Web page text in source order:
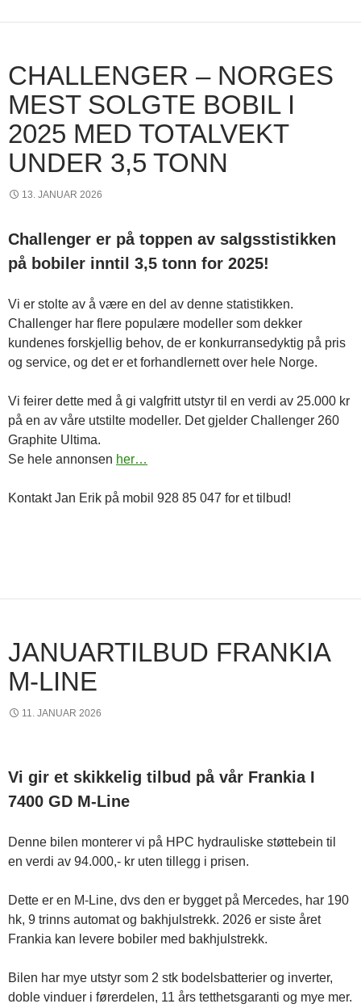
CHALLENGER – NORGES
MEST SOLGTE BOBIL I
2025 MED TOTALVEKT
UNDER 3,5 TONN
13. JANUAR 2026
Challenger er på toppen av salgsstistikken
på bobiler inntil 3,5 tonn for 2025!
Vi er stolte av å være en del av denne statistikken.
Challenger har flere populære modeller som dekker
kundenes forskjellig behov, de er konkurransedyktig på pris
og service, og det er et forhandlernett over hele Norge.
Vi feirer dette med å gi valgfritt utstyr til en verdi av 25.000 kr
på en av våre utstilte modeller. Det gjelder Challenger 260
Graphite Ultima.
Se hele annonsen her…
Kontakt Jan Erik på mobil 928 85 047 for et tilbud!
JANUARTILBUD FRANKIA
M-LINE
11. JANUAR 2026
Vi gir et skikkelig tilbud på vår Frankia I
7400 GD M-Line
Denne bilen monterer vi på HPC hydrauliske støttebein til
en verdi av 94.000,- kr uten tillegg i prisen.
Dette er en M-Line, dvs den er bygget på Mercedes, har 190
hk, 9 trinns automat og bakhjulstrekk. 2026 er siste året
Frankia kan levere bobiler med bakhjulstrekk.
Bilen har mye utstyr som 2 stk bodelsbatterier og inverter,
doble vinduer i førerdelen, 11 års tetthetsgaranti og mye mer.